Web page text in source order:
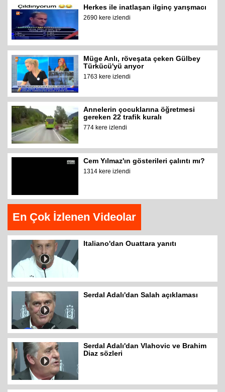
Herkes ile inatlaşan ilginç yarışmacı
2690 kere izlendi
Müge Anlı, röveşata çeken Gülbey
Türkücü'yü arıyor
1763 kere izlendi
Annelerin çocuklarına öğretmesi
gereken 22 trafik kuralı
774 kere izlendi
Cem Yılmaz'ın gösterileri çalıntı mı?
1314 kere izlendi
En Çok İzlenen Videolar
Italiano'dan Ouattara yanıtı
Serdal Adalı'dan Salah açıklaması
Serdal Adalı'dan Vlahovic ve Brahim
Diaz sözleri